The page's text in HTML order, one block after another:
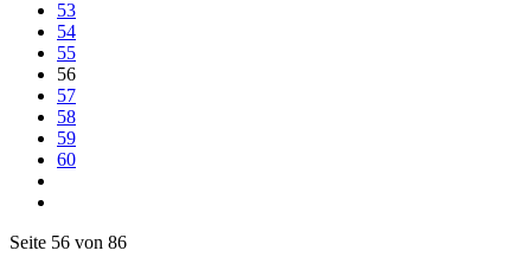
53
54
55
56
57
58
59
60
Seite 56 von 86